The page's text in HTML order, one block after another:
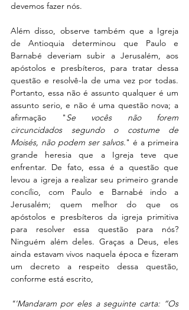
devemos fazer nós.
Além disso, observe também que a Igreja
de Antioquia determinou que Paulo e
Barnabé deveriam subir a Jerusalém, aos
apóstolos e presbíteros, para tratar dessa
questão e resolvê-la de uma vez por todas.
Portanto, essa não é assunto qualquer é um
assunto serio, e não é uma questão nova; a
afirmação "Se vocês não forem
circuncidados segundo o costume de
Moisés, não podem ser salvos." é a primeira
grande heresia que a Igreja teve que
enfrentar. De fato, essa é a questão que
levou a igreja a realizar seu primeiro grande
concílio, com Paulo e Barnabé indo a
Jerusalém; quem melhor do que os
apóstolos e presbíteros da igreja primitiva
para resolver essa questão para nós?
Ninguém além deles. Graças a Deus, eles
ainda estavam vivos naquela época e fizeram
um decreto a respeito dessa questão,
conforme está escrito,
"'Mandaram por eles a seguinte carta: “Os